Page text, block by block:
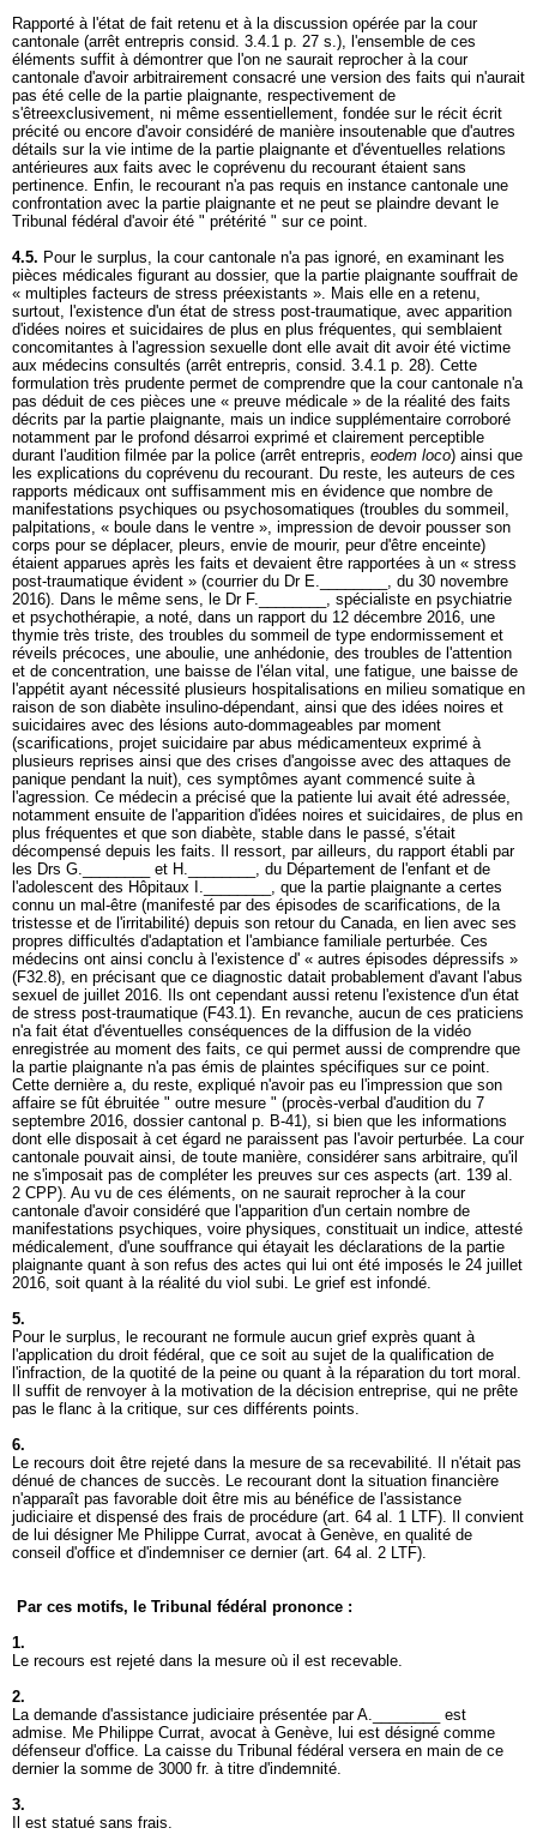
Rapporté à l'état de fait retenu et à la discussion opérée par la cour
cantonale (arrêt entrepris consid. 3.4.1 p. 27 s.), l'ensemble de ces
éléments suffit à démontrer que l'on ne saurait reprocher à la cour
cantonale d'avoir arbitrairement consacré une version des faits qui n'aurait
pas été celle de la partie plaignante, respectivement de
s'êtreexclusivement, ni même essentiellement, fondée sur le récit écrit
précité ou encore d'avoir considéré de manière insoutenable que d'autres
détails sur la vie intime de la partie plaignante et d'éventuelles relations
antérieures aux faits avec le coprévenu du recourant étaient sans
pertinence. Enfin, le recourant n'a pas requis en instance cantonale une
confrontation avec la partie plaignante et ne peut se plaindre devant le
Tribunal fédéral d'avoir été " prétérité " sur ce point.
4.5. Pour le surplus, la cour cantonale n'a pas ignoré, en examinant les
pièces médicales figurant au dossier, que la partie plaignante souffrait de
« multiples facteurs de stress préexistants ». Mais elle en a retenu,
surtout, l'existence d'un état de stress post-traumatique, avec apparition
d'idées noires et suicidaires de plus en plus fréquentes, qui semblaient
concomitantes à l'agression sexuelle dont elle avait dit avoir été victime
aux médecins consultés (arrêt entrepris, consid. 3.4.1 p. 28). Cette
formulation très prudente permet de comprendre que la cour cantonale n'a
pas déduit de ces pièces une « preuve médicale » de la réalité des faits
décrits par la partie plaignante, mais un indice supplémentaire corroboré
notamment par le profond désarroi exprimé et clairement perceptible
durant l'audition filmée par la police (arrêt entrepris, eodem loco) ainsi que
les explications du coprévenu du recourant. Du reste, les auteurs de ces
rapports médicaux ont suffisamment mis en évidence que nombre de
manifestations psychiques ou psychosomatiques (troubles du sommeil,
palpitations, « boule dans le ventre », impression de devoir pousser son
corps pour se déplacer, pleurs, envie de mourir, peur d'être enceinte)
étaient apparues après les faits et devaient être rapportées à un « stress
post-traumatique évident » (courrier du Dr E.________, du 30 novembre
2016). Dans le même sens, le Dr F.________, spécialiste en psychiatrie
et psychothérapie, a noté, dans un rapport du 12 décembre 2016, une
thymie très triste, des troubles du sommeil de type endormissement et
réveils précoces, une aboulie, une anhédonie, des troubles de l'attention
et de concentration, une baisse de l'élan vital, une fatigue, une baisse de
l'appétit ayant nécessité plusieurs hospitalisations en milieu somatique en
raison de son diabète insulino-dépendant, ainsi que des idées noires et
suicidaires avec des lésions auto-dommageables par moment
(scarifications, projet suicidaire par abus médicamenteux exprimé à
plusieurs reprises ainsi que des crises d'angoisse avec des attaques de
panique pendant la nuit), ces symptômes ayant commencé suite à
l'agression. Ce médecin a précisé que la patiente lui avait été adressée,
notamment ensuite de l'apparition d'idées noires et suicidaires, de plus en
plus fréquentes et que son diabète, stable dans le passé, s'était
décompensé depuis les faits. Il ressort, par ailleurs, du rapport établi par
les Drs G.________ et H.________, du Département de l'enfant et de
l'adolescent des Hôpitaux I.________, que la partie plaignante a certes
connu un mal-être (manifesté par des épisodes de scarifications, de la
tristesse et de l'irritabilité) depuis son retour du Canada, en lien avec ses
propres difficultés d'adaptation et l'ambiance familiale perturbée. Ces
médecins ont ainsi conclu à l'existence d' « autres épisodes dépressifs »
(F32.8), en précisant que ce diagnostic datait probablement d'avant l'abus
sexuel de juillet 2016. Ils ont cependant aussi retenu l'existence d'un état
de stress post-traumatique (F43.1). En revanche, aucun de ces praticiens
n'a fait état d'éventuelles conséquences de la diffusion de la vidéo
enregistrée au moment des faits, ce qui permet aussi de comprendre que
la partie plaignante n'a pas émis de plaintes spécifiques sur ce point.
Cette dernière a, du reste, expliqué n'avoir pas eu l'impression que son
affaire se fût ébruitée " outre mesure " (procès-verbal d'audition du 7
septembre 2016, dossier cantonal p. B-41), si bien que les informations
dont elle disposait à cet égard ne paraissent pas l'avoir perturbée. La cour
cantonale pouvait ainsi, de toute manière, considérer sans arbitraire, qu'il
ne s'imposait pas de compléter les preuves sur ces aspects (art. 139 al.
2 CPP). Au vu de ces éléments, on ne saurait reprocher à la cour
cantonale d'avoir considéré que l'apparition d'un certain nombre de
manifestations psychiques, voire physiques, constituait un indice, attesté
médicalement, d'une souffrance qui étayait les déclarations de la partie
plaignante quant à son refus des actes qui lui ont été imposés le 24 juillet
2016, soit quant à la réalité du viol subi. Le grief est infondé.
5.
Pour le surplus, le recourant ne formule aucun grief exprès quant à
l'application du droit fédéral, que ce soit au sujet de la qualification de
l'infraction, de la quotité de la peine ou quant à la réparation du tort moral.
Il suffit de renvoyer à la motivation de la décision entreprise, qui ne prête
pas le flanc à la critique, sur ces différents points.
6.
Le recours doit être rejeté dans la mesure de sa recevabilité. Il n'était pas
dénué de chances de succès. Le recourant dont la situation financière
n'apparaît pas favorable doit être mis au bénéfice de l'assistance
judiciaire et dispensé des frais de procédure (art. 64 al. 1 LTF). Il convient
de lui désigner Me Philippe Currat, avocat à Genève, en qualité de
conseil d'office et d'indemniser ce dernier (art. 64 al. 2 LTF).
Par ces motifs, le Tribunal fédéral prononce :
1.
Le recours est rejeté dans la mesure où il est recevable.
2.
La demande d'assistance judiciaire présentée par A.________ est
admise. Me Philippe Currat, avocat à Genève, lui est désigné comme
défenseur d'office. La caisse du Tribunal fédéral versera en main de ce
dernier la somme de 3000 fr. à titre d'indemnité.
3.
Il est statué sans frais.